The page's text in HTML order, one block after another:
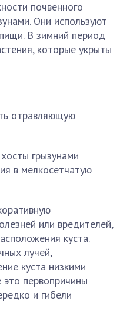
почвенного
Они используют
В зимний период
которые укрыты
отравляющую
грызунами
в мелкосетчатую
или вредителей,
куста.
лучей,
куста низкими
первопричины
и гибели